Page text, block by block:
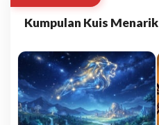
Kumpulan Kuis Menarik